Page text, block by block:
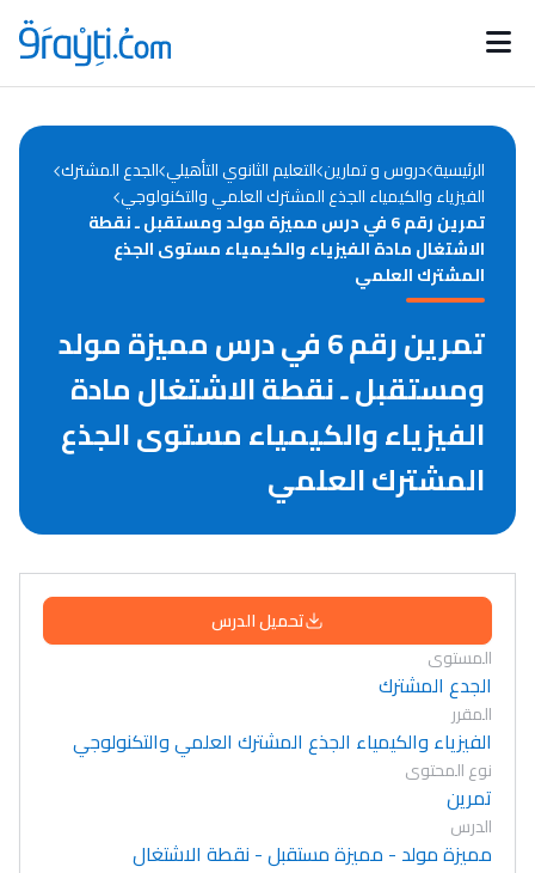
Catégories
d'actualités
Annonces bourses
الرئيسية دروس و تمارين التعليم الثانوي التأهيلي الجدع المشترك
الفيزياء والكيمياء الجذع المشترك العلمي والتكنولوجي
تمرين رقم 6 في درس مميزة مولد ومستقبل ـ نقطة
الاشتغال مادة الفيزياء والكيمياء مستوى الجذع
المشترك العلمي
تمرين رقم 6 في درس مميزة مولد
ومستقبل ـ نقطة الاشتغال مادة
الفيزياء والكيمياء مستوى الجذع
المشترك العلمي
تحميل الدرس
المستوى
الجدع المشترك
المقرر
الفيزياء والكيمياء الجذع المشترك العلمي والتكنولوجي
نوع المحتوى
تمرين
الدرس
مميزة مولد - مميزة مستقبل - نقطة الاشتغال